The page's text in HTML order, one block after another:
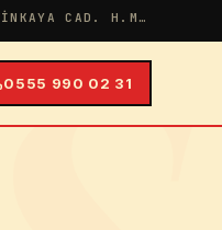
BÜYÜKDERE MAH. ALI ÇETINKAYA CAD. H.MERYEM APT NO:38 İÇ KAPI NO:4
0555 990 02 31